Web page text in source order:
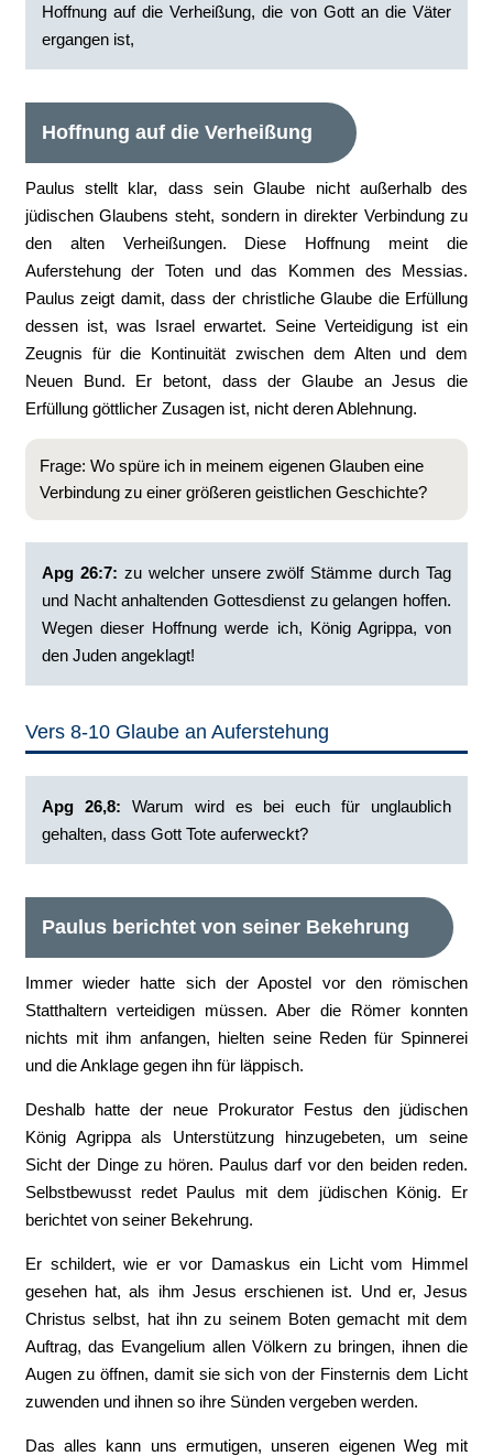
Hoffnung auf die Verheißung, die von Gott an die Väter
ergangen ist,
Hoffnung auf die Verheißung
Paulus stellt klar, dass sein Glaube nicht außerhalb des
jüdischen Glaubens steht, sondern in direkter Verbindung zu
den alten Verheißungen. Diese Hoffnung meint die
Auferstehung der Toten und das Kommen des Messias.
Paulus zeigt damit, dass der christliche Glaube die Erfüllung
dessen ist, was Israel erwartet. Seine Verteidigung ist ein
Zeugnis für die Kontinuität zwischen dem Alten und dem
Neuen Bund. Er betont, dass der Glaube an Jesus die
Erfüllung göttlicher Zusagen ist, nicht deren Ablehnung.
Frage: Wo spüre ich in meinem eigenen Glauben eine
Verbindung zu einer größeren geistlichen Geschichte?
Apg 26:7: ‭zu welcher unsere zwölf Stämme durch Tag
und Nacht anhaltenden Gottesdienst zu gelangen hoffen.
Wegen dieser Hoffnung werde ich, König Agrippa, von
den Juden angeklagt!
Vers 8-10 Glaube an Auferstehung
Apg 26,8: Warum wird es bei euch für unglaublich
gehalten, dass Gott Tote auferweckt?
Paulus berichtet von seiner Bekehrung
Immer wieder hatte sich der Apostel vor den römischen
Statthaltern verteidigen müssen. Aber die Römer konnten
nichts mit ihm anfangen, hielten seine Reden für Spinnerei
und die Anklage gegen ihn für läppisch.
Deshalb hatte der neue Prokurator Festus den jüdischen
König Agrippa als Unterstützung hinzugebeten, um seine
Sicht der Dinge zu hören. Paulus darf vor den beiden reden.
Selbstbewusst redet Paulus mit dem jüdischen König. Er
berichtet von seiner Bekehrung.
Er schildert, wie er vor Damaskus ein Licht vom Himmel
gesehen hat, als ihm Jesus erschienen ist. Und er, Jesus
Christus selbst, hat ihn zu seinem Boten gemacht mit dem
Auftrag, das Evangelium allen Völkern zu bringen, ihnen die
Augen zu öffnen, damit sie sich von der Finsternis dem Licht
zuwenden und ihnen so ihre Sünden vergeben werden.
Das alles kann uns ermutigen, unseren eigenen Weg mit